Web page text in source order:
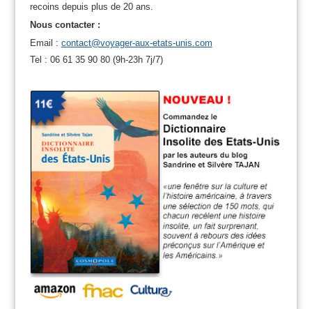
recoins depuis plus de 20 ans.
Nous contacter :
Email : contact@voyager-aux-etats-unis.com
Tel : 06 61 35 90 80 (9h-23h 7j/7)